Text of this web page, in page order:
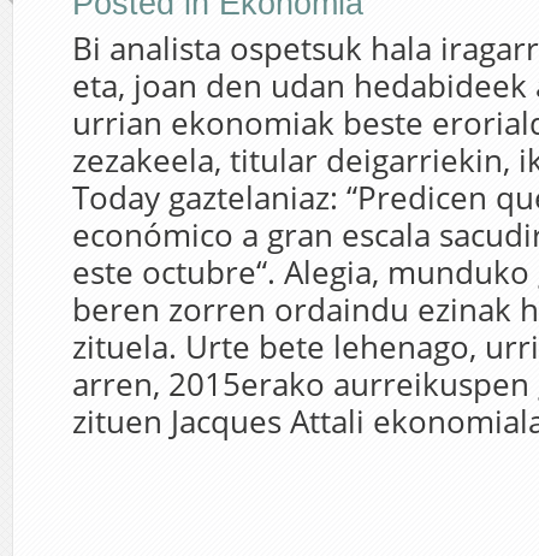
Bi analista ospetsuk hala
eta, joan den udan
urrian ekonomiak beste
zezakeela, titular deigarriekin,
Today gaztelaniaz: “Predicen
económico a gran escala
este octubre“. Alegia,
beren zorren ordaindu ezinak
zituela. Urte bete lehenago,
arren, 2015erako
zituen Jacques Attali